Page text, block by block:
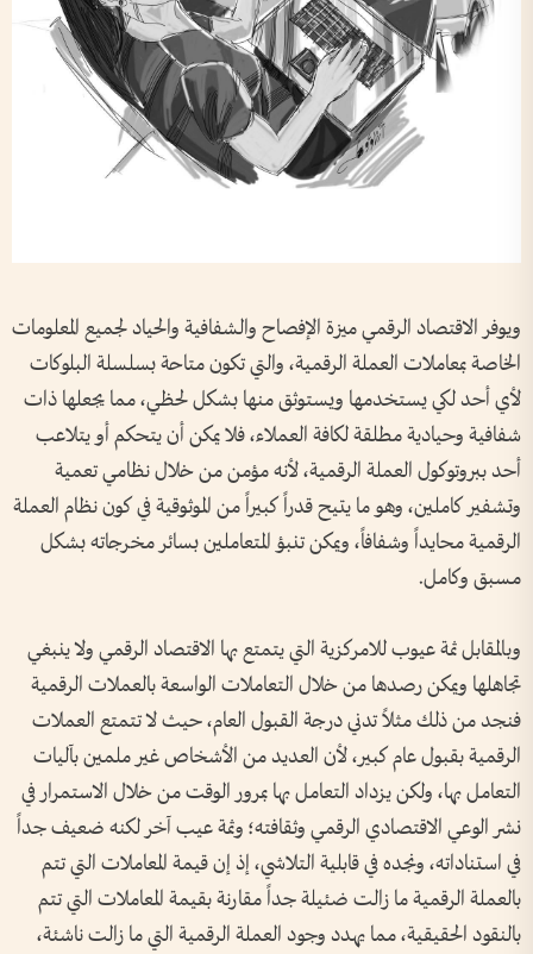
ويوفر الاقتصاد الرقمي ميزة الإفصاح والشفافية والحياد لجميع المعلومات
الخاصة بمعاملات العملة الرقمية، والتي تكون متاحة بسلسلة البلوكات
لأي أحد لكي يستخدمها ويستوثق منها بشكل لحظي، مما يجعلها ذات
شفافية وحيادية مطلقة لكافة العملاء، فلا يمكن أن يتحكم أو يتلاعب
أحد ببروتوكول العملة الرقمية، لأنه مؤمن من خلال نظامي تعمية
وتشفير كاملين، وهو ما يتيح قدراً كبيراً من الموثوقية في كون نظام العملة
الرقمية محايداً وشفافاً، ويمكن تنبؤ المتعاملين بسائر مخرجاته بشكل
مسبق وكامل.
وبالمقابل ثمة عيوب للامركزية التي يتمتع بها الاقتصاد الرقمي ولا ينبغي
تجاهلها ويمكن رصدها من خلال التعاملات الواسعة بالعملات الرقمية
فنجد من ذلك مثلاً تدني درجة القبول العام، حيث لا تتمتع العملات
الرقمية بقبول عام كبير، لأن العديد من الأشخاص غير ملمين بآليات
التعامل بها، ولكن يزداد التعامل بها بمرور الوقت من خلال الاستمرار في
نشر الوعي الاقتصادي الرقمي وثقافته؛ وثمة عيب آخر لكنه ضعيف جداً
في استناداته، ونجده في قابلية التلاشي، إذ إن قيمة المعاملات التي تتم
بالعملة الرقمية ما زالت ضئيلة جداً مقارنة بقيمة المعاملات التي تتم
بالنقود الحقيقية، مما يهدد وجود العملة الرقمية التي ما زالت ناشئة،